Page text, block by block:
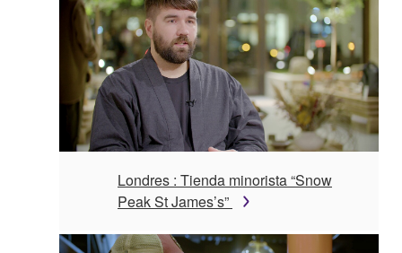
Londres : Tienda minorista “Snow
Peak St James’s”